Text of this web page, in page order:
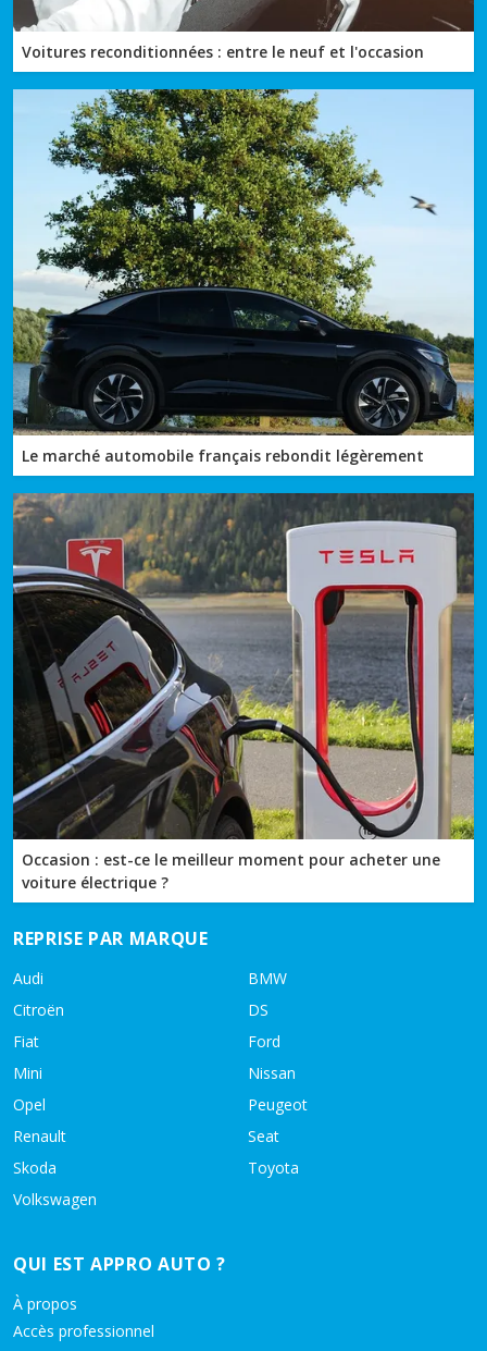
Voitures reconditionnées : entre le neuf et l'occasion
Le marché automobile français rebondit légèrement
Occasion : est-ce le meilleur moment pour acheter une
voiture électrique ?
REPRISE PAR MARQUE
Audi
BMW
Citroën
DS
Fiat
Ford
Mini
Nissan
Opel
Peugeot
Renault
Seat
Skoda
Toyota
Volkswagen
QUI EST APPRO AUTO ?
À propos
Accès professionnel